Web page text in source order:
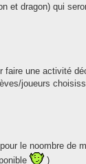
et dragon) qui
faire une activité
joueurs
le noombre de
)